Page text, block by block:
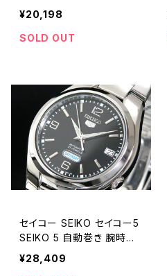
SNKE51J1
¥20,198
SOLD OUT
セイコー SEIKO セイコー5
SEIKO 5 自動巻き 腕時計
SNK623K1
¥28,409